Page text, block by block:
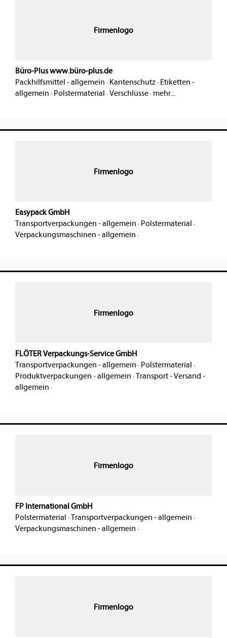
Firmenlogo
Büro-Plus www.büro-plus.de
Packhilfsmittel - allgemein · Kantenschutz· Etiketten -
allgemein · Polstermaterial ·Verschlüsse· mehr...
Firmenlogo
Easypack GmbH
Transportverpackungen - allgemein · Polstermaterial ·
Verpackungsmaschinen - allgemein ·
Firmenlogo
FLÖTER Verpackungs-Service GmbH
Transportverpackungen - allgemein · Polstermaterial ·
Produktverpackungen - allgemein ·Transport - Versand -
allgemein ·
Firmenlogo
FP International GmbH
Polstermaterial ·Transportverpackungen - allgemein ·
Verpackungsmaschinen - allgemein ·
Firmenlogo